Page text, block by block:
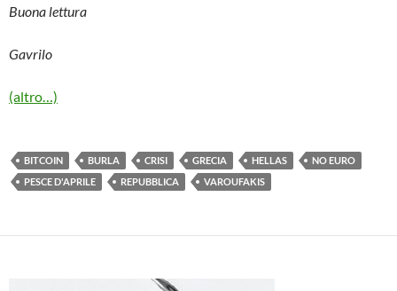
Buona lettura
Gavrilo
(altro…)
BITCOIN BURLA CRISI GRECIA HELLAS
NO EURO
PESCE D'APRILE
REPUBBLICA VAROUFAKIS